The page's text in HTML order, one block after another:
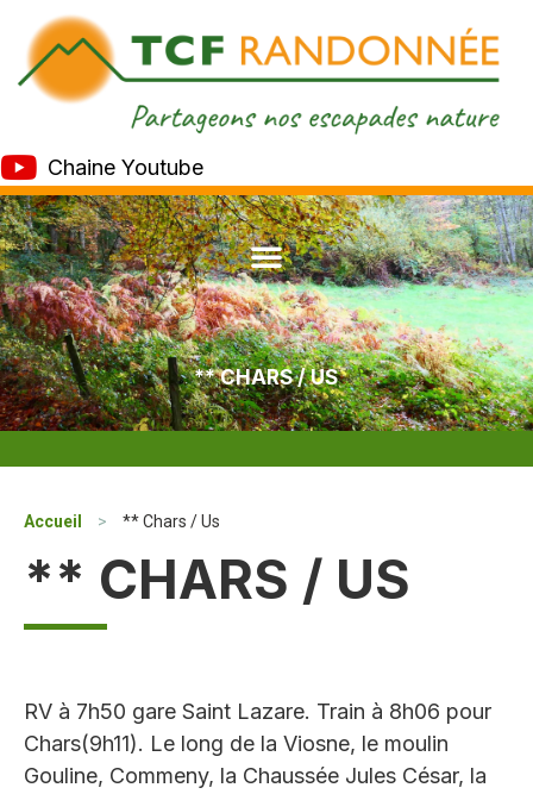
Chaine Youtube
** CHARS / US
Accueil > ** Chars / Us
** CHARS / US
RV à 7h50 gare Saint Lazare. Train à 8h06 pour
Chars(9h11). Le long de la Viosne, le moulin
Gouline, Commeny, la Chaussée Jules César, la